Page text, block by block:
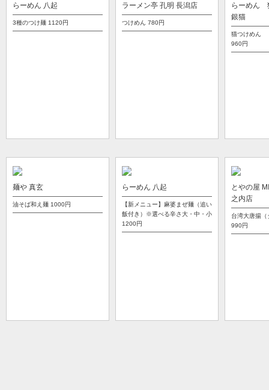
らーめん 八起
3種のつけ麺 1120円
ラーメン亭 孔明 長潟店
つけめん 780円
らーめん
銀猫
猫つけめん
960円
麺や 真玄
油そば和え麺 1000円
らーめん 八起
【新メニュー】麻婆まぜ麺（追い
飯付き）※選べる辛さ大・中・小
1200円
とやの屋
之内店
台湾大唐揚
990円